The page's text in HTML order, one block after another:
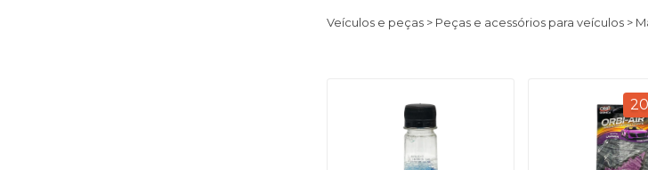
Veículos e peças > Peças e acessórios para veículos
20